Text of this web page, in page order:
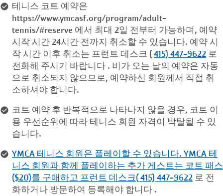
테니스 코트 예약은
https://www.ymcasf.org/program/adult-
tennis/#reserve 에서 최대 2일 전부터 가능하며, 예약
시작 시간 24시간 전까지 취소할 수 있습니다. 예약 시
작 시간 이후 취소는 프런트 데스크 (415) 447-9622 로
전화해 주시기 바랍니다 . 비가 오는 날의 예약은 자동
으로 취소되지 않으므로, 예약하신 회원께서 직접 취
소하셔야 합니다.
코트 예약 후 반복적으로 나타나지 않을 경우, 코트 이
용 우선순위에 따라 테니스 회원 자격이 박탈될 수 있
습니다.
YMCA 테니스 회원은 플레이할 수 있습니다. YMCA 테
니스 회원과 함께 플레이하는 추가 게스트는 코트 패스
($20)를 구매하고 프런트 데스크( 415) 447-9622 로 전
화하거나 방문하여 등록해야 합니다 .